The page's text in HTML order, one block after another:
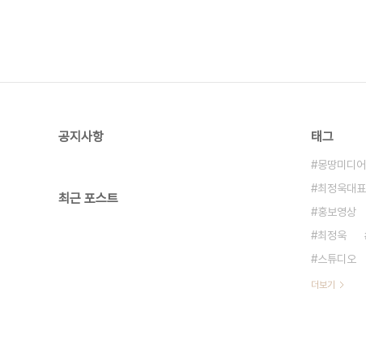
공지사항
최근 포스트
태그
몽땅미디어
최정욱대표
홍보영상
최정욱
스튜디오
더보기